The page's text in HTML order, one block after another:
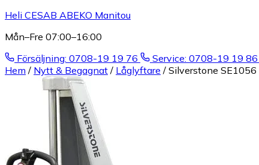
Heli CESAB ABEKO Manitou
Mån–Fre 07:00–16:00
Försäljning: 0708-19 19 76
Service: 0708-19 19 86
Hem / Nytt & Begagnat / Låglyftare / Silverstone